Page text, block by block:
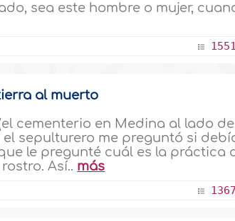
sea este hombre o mujer,
al muerto
cementerio en Medina al lado
el sepulturero me preguntó si
le pregunté cuál es la práctica
Así.. más